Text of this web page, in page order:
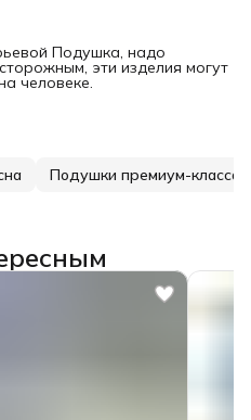
Подушка, надо
эти изделия могут
человеке.
Подушки премиум-класса